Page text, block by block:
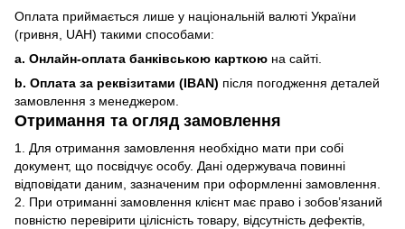
Оплата приймається лише у національній валюті України
(гривня, UAH) такими способами:
a. Онлайн-оплата банківською карткою на сайті.
b. Оплата за реквізитами (IBAN) після погодження деталей
замовлення з менеджером.
Отримання та огляд замовлення
1. Для отримання замовлення необхідно мати при собі
документ, що посвідчує особу. Дані одержувача повинні
відповідати даним, зазначеним при оформленні замовлення.
2. При отриманні замовлення клієнт має право і зобов’язаний
повністю перевірити цілісність товару, відсутність дефектів,